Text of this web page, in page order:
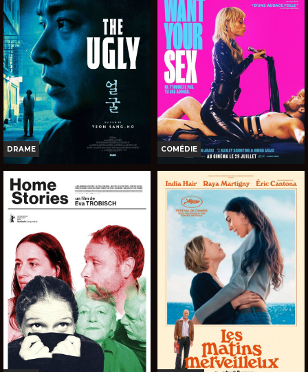
Bande-annonce
Réservation
AVERT. TOUT PUBLIC
Bande-annonce
Réservation
TOUT PUBLIC
VOST
DRAME
Horaires et Infos
Bande-annonce
Réservation
TOUT PUBLIC
VOST
COMÉDIE
I WANT YOUR SEX
Horaires et Infos
Bande-annonce
Réservation
INT. -12ans
VOST